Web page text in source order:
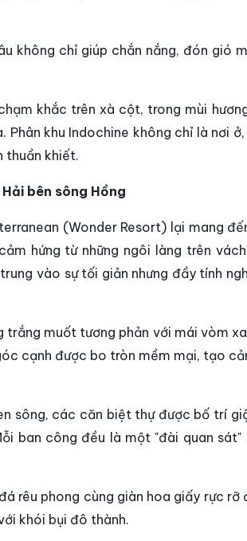
không chỉ giúp chắn nắng, đón gió
khắc trên xà cột, trong mùi
Phân khu Indochine không chỉ là nơi
thuần khiết.
bên sông Hồng
(Wonder Resort) lại mang
hứng từ những ngôi làng trên
vào sự tối giản nhưng đầy tính
trắng muốt tương phản với mái vòm
cạnh được bo tròn mềm mại, tạo
sông, các căn biệt thự được bố trí
ban công đều là một "đài quan
rêu phong cùng giàn hoa giấy rực rỡ
khói bụi đô thành.